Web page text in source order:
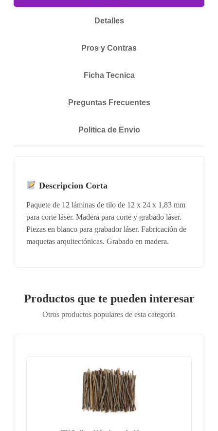
Detalles
Pros y Contras
Ficha Tecnica
Preguntas Frecuentes
Politica de Envio
Descripcion Corta
Paquete de 12 láminas de tilo de 12 x 24 x 1,83 mm
para corte láser. Madera para corte y grabado láser.
Piezas en blanco para grabador láser. Fabricación de
maquetas arquitectónicas. Grabado en madera.
Productos que te pueden interesar
Otros productos populares de esta categoria